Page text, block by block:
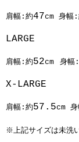
肩幅:約47cm 身幅:
LARGE
肩幅:約52cm 身幅
X-LARGE
肩幅:約57.5cm
※上記サイズは未洗